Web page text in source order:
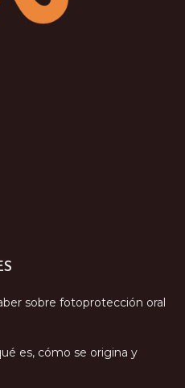
sobre fotoprotección oral
es, cómo se origina y